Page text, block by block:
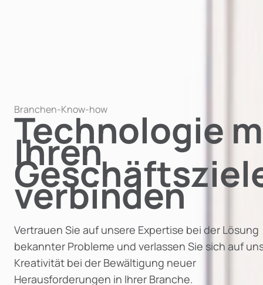
Branchen-Know-how
Technologie
Ihren
verbinden
Vertrauen Sie auf unsere Expertise bei der Lösung
bekannter Probleme und verlassen Sie sich auf
Kreativität bei der Bewältigung neuer
Herausforderungen in Ihrer Branche.